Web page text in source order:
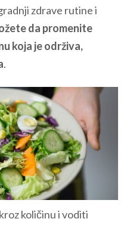
zdrave rutine i
da promenite
koja je održiva,
.
količinu i voditi